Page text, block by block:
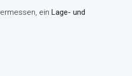
ein Lage- und